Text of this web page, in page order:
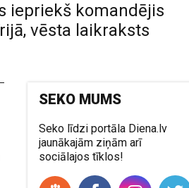
iepriekš komandējis
vēsta laikraksts
SEKO MUMS
Seko līdzi portāla Diena.lv
jaunākajām ziņām arī
sociālajos tīklos!